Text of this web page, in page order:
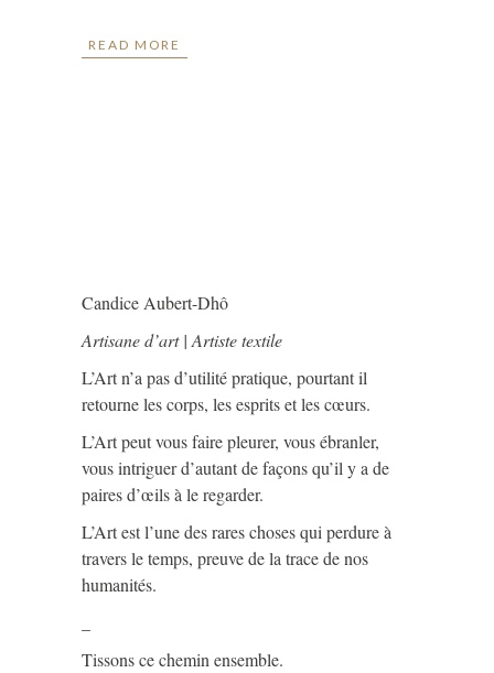
READ MORE
Candice Aubert-Dhô
Artisane d’art | Artiste textile
L’Art n’a pas d’utilité pratique, pourtant il
retourne les corps, les esprits et les cœurs.
L’Art peut vous faire pleurer, vous ébranler,
vous intriguer d’autant de façons qu’il y a de
paires d’œils à le regarder.
L’Art est l’une des rares choses qui perdure à
travers le temps, preuve de la trace de nos
humanités.
Tissons ce chemin ensemble.